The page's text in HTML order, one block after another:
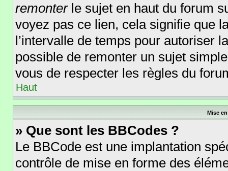
remonterle sujet en haut du forum
voyez pas ce lien, cela signifie que
l’intervalle de temps pour autoriser
possible de remonter un sujet
vous de respecter les règles du
Haut
Mise
» Que sont les BBCodes ?
Le BBCode est une implantation
contrôle de mise en forme des